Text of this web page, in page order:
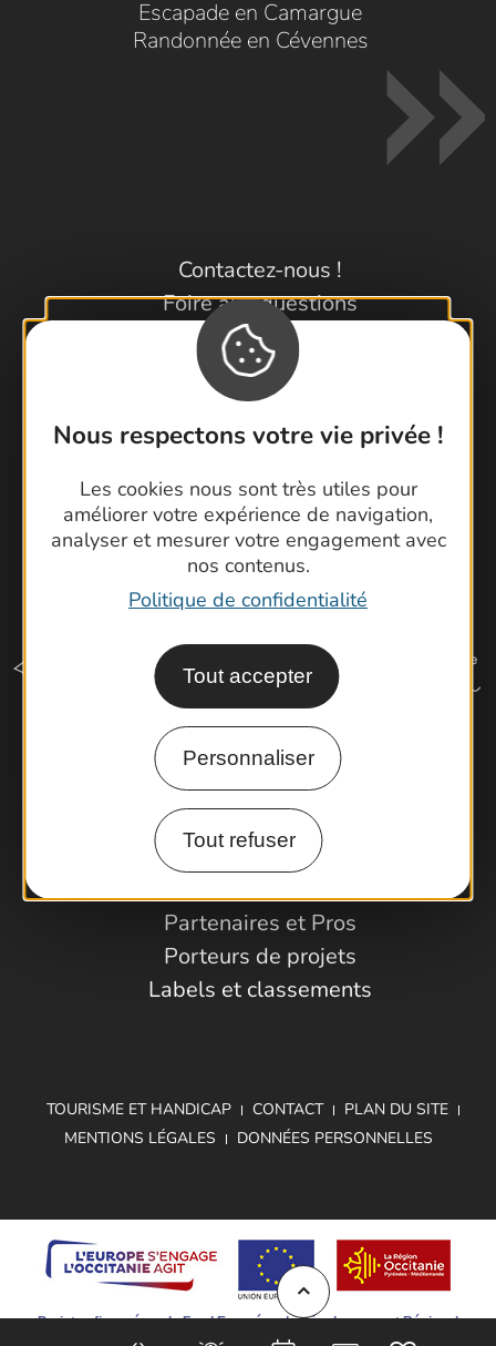
Nous respectons votre vie privée !
Les cookies nous sont très utiles pour
améliorer votre expérience de navigation,
analyser et mesurer votre engagement avec
nos contenus.
Politique de confidentialité
Tout accepter
Personnaliser
Tout refuser
Escapade en Camargue
Randonnée en Cévennes
Contactez-nous !
Foire aux questions
Brochures
Cartoguides et Topoguides
Latitude Gard
Comment venir ?
Espace Pro
Partenaires et Pros
Porteurs de projets
Labels et classements
TOURISME ET HANDICAP CONTACT
PLAN DU SITE
MENTIONS LÉGALES
DONNÉES PERSONNELLES
Projet cofinancé par le Fond Européen de Développement Régional